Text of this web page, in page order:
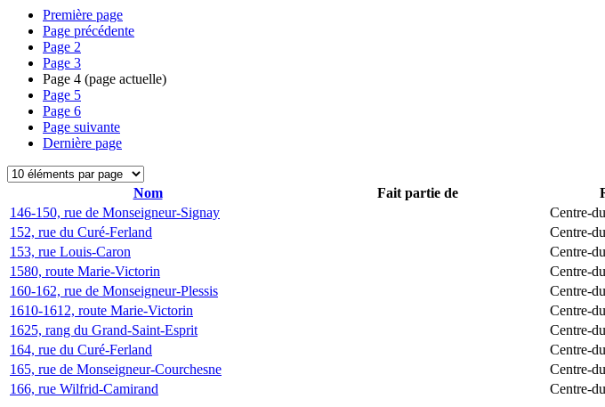
Première page
Page précédente
Page 2
Page 3
Page 4 (page actuelle)
Page 5
Page 6
Page suivante
Dernière page
Nom Fait partie de
146-150, rue de Monseigneur-Signay
Centre-
152, rue du Curé-Ferland
Centre-
153, rue Louis-Caron
Centre-
1580, route Marie-Victorin
Centre-
160-162, rue de Monseigneur-Plessis
Centre-
1610-1612, route Marie-Victorin
Centre-
1625, rang du Grand-Saint-Esprit
Centre-
164, rue du Curé-Ferland
Centre-
165, rue de Monseigneur-Courchesne
Centre-
166, rue Wilfrid-Camirand
Centre-